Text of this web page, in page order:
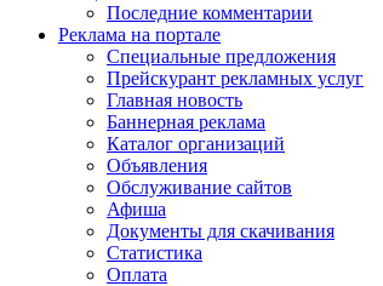
Последние комментарии
Реклама на портале
Специальные предложения
Прейскурант рекламных услуг
Главная новость
Баннерная реклама
Каталог организаций
Объявления
Обслуживание сайтов
Афиша
Документы для скачивания
Статистика
Оплата